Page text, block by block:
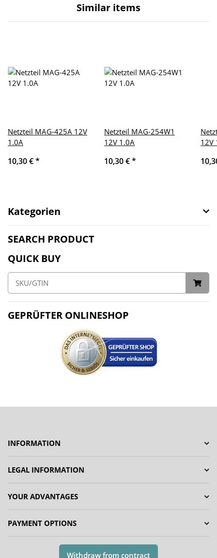
Similar items
Netzteil MAG-425A 12V
1.0A
10,30 €*
Netzteil MAG-254W1
12V 1.0A
10,30 €*
12V
Kategorien
SEARCH PRODUCT
QUICK BUY
GEPRÜFTER ONLINESHOP
INFORMATION
LEGAL INFORMATION
YOUR ADVANTAGES
PAYMENT OPTIONS
Withdraw from contract